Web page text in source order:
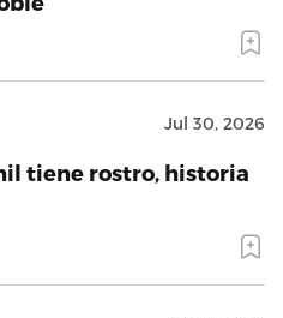
Jul 30, 2026
tiene rostro, historia